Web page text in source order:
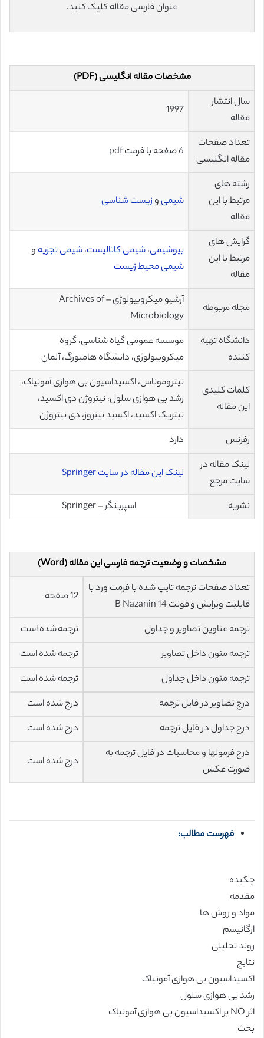
عنوان فارسی مقاله کلیک کنید.
مشخصات مقاله انگلیسی (PDF)
سال انتشار
مقاله
1997
تعداد صفحات
مقاله انگلیسی
6 صفحه با فرمت pdf
رشته های
مرتبط با این
مقاله
شیمیوزیست شناسی
گرایش های
مرتبط با این
مقاله
بیوشیمی،شیمی کاتالیست،شیمی تجزیه و
شیمی محیط زیست
مجله مربوطه
آرشیو میکروبیولوژی – Archives of
Microbiology
دانشگاه تهیه
کننده
موسسه عمومی گیاه شناسی، گروه
میکروبیولوژی، دانشگاه هامبورگ، آلمان
کلمات کلیدی
این مقاله
نیتروموناس، اکسیداسیون بی هوازی آمونیاک،
رشد بی هوازی سلول، نیتروژن دی اکسید،
نیتریک اکسید، اکسید نیتروز، دی نیتروژن
رفرنس
دارد
لینک مقاله در
سایت مرجع
لینک این مقاله در سایت Springer
نشریه اسپرینگر – Springer
مشخصات و وضعیت ترجمه فارسی این مقاله (Word)
تعداد صفحات ترجمه تایپ شده با فرمت ورد با
قابلیت ویرایش و فونت 14 B Nazanin
12 صفحه
ترجمه عناوین تصاویر و جداول
ترجمه شده است
ترجمه متون داخل تصاویر
ترجمه شده است
ترجمه متون داخل جداول
ترجمه شده است
درج تصاویر در فایل ترجمه
درج شده است
درج جداول در فایل ترجمه
درج شده است
درج فرمولها و محاسبات در فایل ترجمه به
صورت عکس
درج شده است
فهرست مطالب:
چکیده
مقدمه
مواد و روش ها
ارگانیسم
روند تحلیلی
نتایج
اکسیداسیون بی هوازی آمونیاک
رشد بی هوازی سلول
اثر NO بر اکسیداسیون بی هوازی آمونیاک
بحث